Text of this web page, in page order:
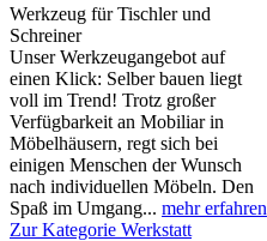
Werkzeug für Tischler und
Schreiner
Unser Werkzeugangebot auf
einen Klick: Selber bauen liegt
voll im Trend! Trotz großer
Verfügbarkeit an Mobiliar in
Möbelhäusern, regt sich bei
einigen Menschen der Wunsch
nach individuellen Möbeln. Den
Spaß im Umgang... mehr erfahren
Zur Kategorie Werkstatt